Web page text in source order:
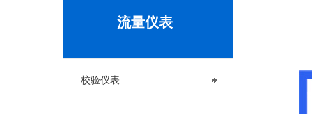
流量仪表
校验仪表